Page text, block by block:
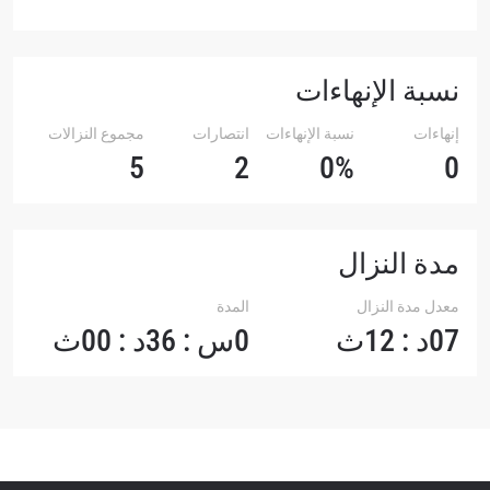
نسبة الإنهاءات
إنهاءات
0
نسبة الإنهاءات
0%
انتصارات
2
مجموع النزالات
5
مدة النزال
معدل مدة النزال
07د : 12ث
المدة
0س : 36د : 00ث